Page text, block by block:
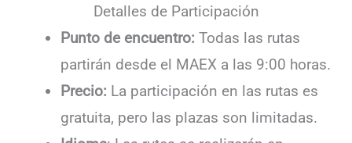
Detalles de Participación
Punto de encuentro: Todas las rutas
partirán desde el MAEX a las 9:00 horas.
Precio: La participación en las rutas es
gratuita, pero las plazas son limitadas.